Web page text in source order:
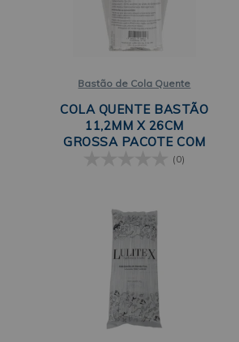
Bastão de Cola Quente
COLA QUENTE BASTÃO
11,2MM X 26CM
GROSSA PACOTE COM
1KG LULITEX(0)